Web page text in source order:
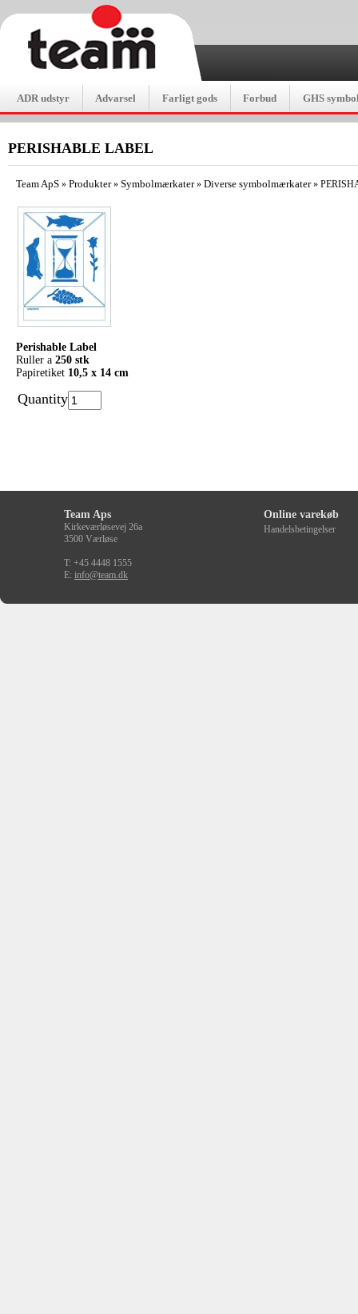
ADR udstyr Advarsel Farligt gods Forbud GHS
PERISHABLE LABEL
Team ApS » Produkter» Symbolmærkater» Diverse symbolmærkater»
Perishable Label
Ruller a 250 stk
Papiretiket 10,5 x 14 cm
Quantity
Team Aps
Kirkeværløsevej 26a
3500 Værløse
T: +45 4448 1555
E: info@team.dk
Online varekøb
Handelsbetingelser